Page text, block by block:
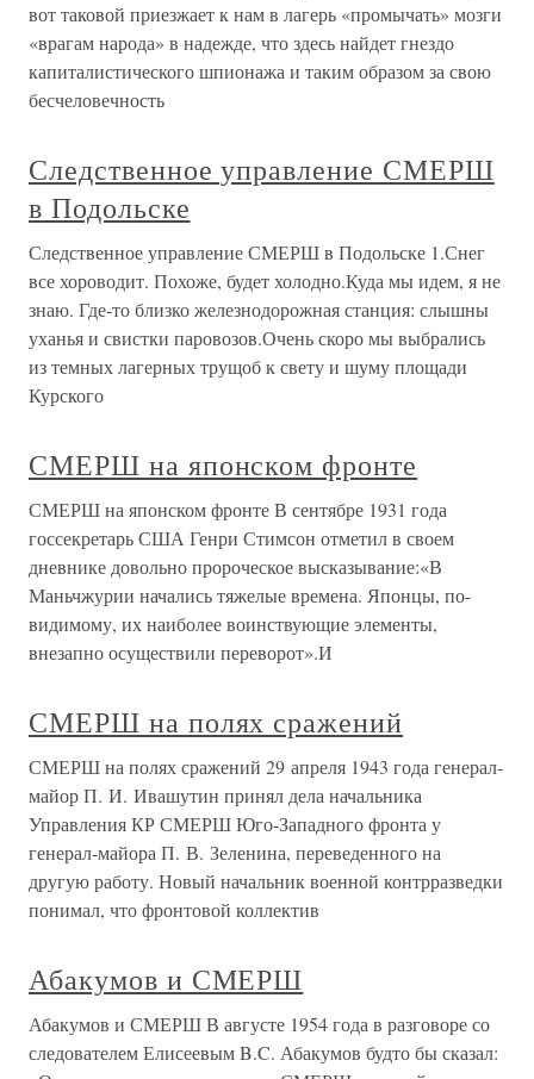
вот таковой приезжает к нам в лагерь «промычать» мозги
«врагам народа» в надежде, что здесь найдет гнездо
капиталистического шпионажа и таким образом за свою
бесчеловечность
Следственное управление СМЕРШ
в Подольске
Следственное управление СМЕРШ в Подольске 1.Снег
все хороводит. Похоже, будет холодно.Куда мы идем, я не
знаю. Где-то близко железнодорожная станция: слышны
уханья и свистки паровозов.Очень скоро мы выбрались
из темных лагерных трущоб к свету и шуму площади
Курского
СМЕРШ на японском фронте
СМЕРШ на японском фронте В сентябре 1931 года
госсекретарь США Генри Стимсон отметил в своем
дневнике довольно пророческое высказывание:«В
Маньчжурии начались тяжелые времена. Японцы, по-
видимому, их наиболее воинствующие элементы,
внезапно осуществили переворот».И
СМЕРШ на полях сражений
СМЕРШ на полях сражений 29 апреля 1943 года генерал-
майор П. И. Ивашутин принял дела начальника
Управления КР СМЕРШ Юго-Западного фронта у
генерал-майора П. В. Зеленина, переведенного на
другую работу. Новый начальник военной контрразведки
понимал, что фронтовой коллектив
Абакумов и СМЕРШ
Абакумов и СМЕРШ В августе 1954 года в разговоре со
следователем Елисеевым B.C. Абакумов будто бы сказал: